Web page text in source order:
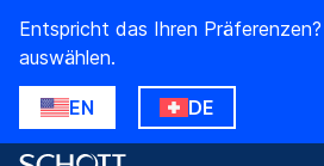
Entspricht das Ihren
auswählen.
EN DE